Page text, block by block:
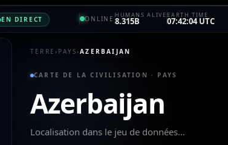
EN DIRECT ONLINE HUMANS ALIVE
8.315B
EARTH TIME
07:42:04 UTC
TERRE › PAYS›AZERBAIJAN
CARTE DE LA CIVILISATION · PAYS
Azerbaijan
Localisation dans le jeu de données…